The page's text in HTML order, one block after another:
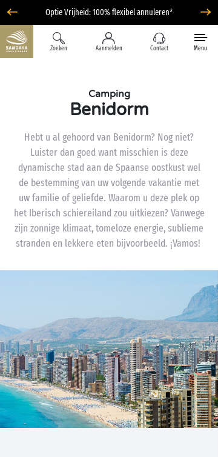
Optie Vrijheid: 100% flexibel annuleren*
Zoeken Aanmelden Contact Menu
Camping
Benidorm
Hebt u al gehoord van Benidorm? Nog niet?
Luister dan goed want misschien is deze
dynamische stad aan de Spaanse oostkust wel
de bestemming van uw volgende vakantie met
uw familie of geliefde. Waarom u deze plek op
het Iberisch schiereiland zou uitkiezen? Vanwege
zijn zonnige klimaat, tomeloze energie, sublieme
stranden en lekkere eten bijvoorbeeld. ¡Vamos!